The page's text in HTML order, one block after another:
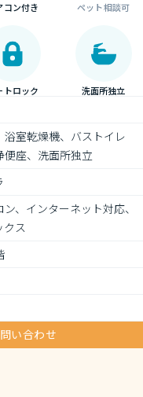
コン付き ペット相談可
トロック 洗面所独立
室乾燥機、バストイレ
便座、洗面所独立
、インターネット対応、
クス
い合わせ